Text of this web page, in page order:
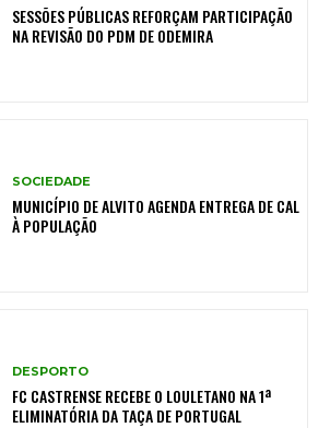
SESSÕES PÚBLICAS REFORÇAM PARTICIPAÇÃO
NA REVISÃO DO PDM DE ODEMIRA
SOCIEDADE
MUNICÍPIO DE ALVITO AGENDA ENTREGA DE CAL
À POPULAÇÃO
DESPORTO
FC CASTRENSE RECEBE O LOULETANO NA 1ª
ELIMINATÓRIA DA TAÇA DE PORTUGAL